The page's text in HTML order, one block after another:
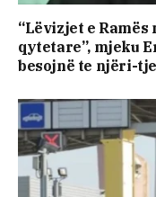
“Lëvizjet e
qytetare”, mjeku
besojnë te njëri-